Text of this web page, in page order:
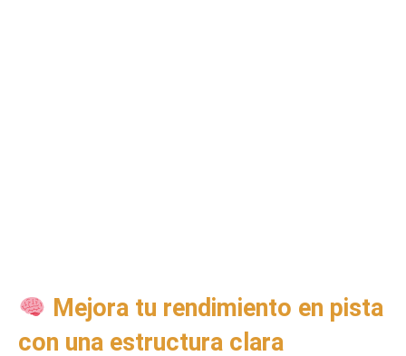
Mejora tu rendimiento en pista
con una estructura clara